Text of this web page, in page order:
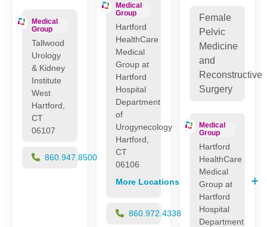
Medical
Group
Tallwood
Urology
& Kidney
Institute
West
Hartford,
CT
06107
860.947.8500
Medical
Group
Hartford
HealthCare
Medical
Group at
Hartford
Hospital
Department
of
Urogynecology
Hartford,
CT
06106
More Locations
860.972.4338
Female
Pelvic
Medicine
and
Reconstructive
Surgery
Medical
Group
Hartford
HealthCare
Medical
Group at
Hartford
Hospital
Department